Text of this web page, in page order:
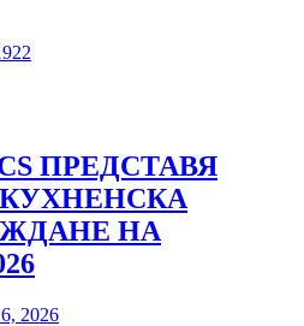
ПРЕДСТАВЯ
НА
2026